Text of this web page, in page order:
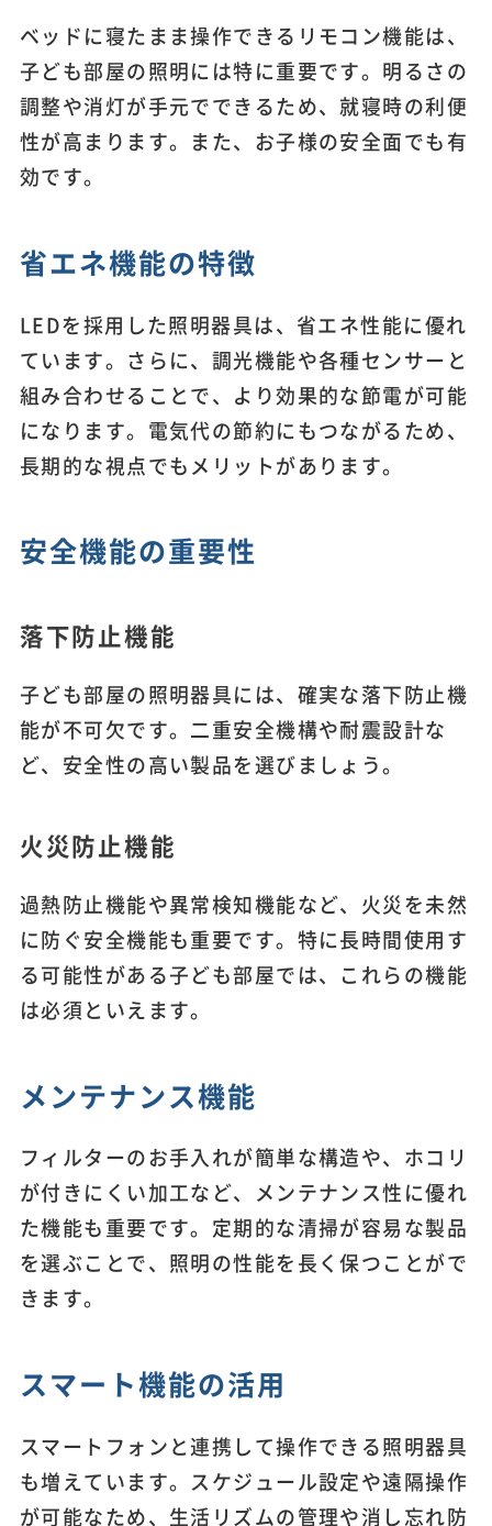
ベッドに寝たまま操作できるリモコン機能は、
子ども部屋の照明には特に重要です。明るさの
調整や消灯が手元でできるため、就寝時の利便
性が高まります。また、お子様の安全面でも有
効です。
省エネ機能の特徴
LEDを採用した照明器具は、省エネ性能に優れ
ています。さらに、調光機能や各種センサーと
組み合わせることで、より効果的な節電が可能
になります。電気代の節約にもつながるため、
長期的な視点でもメリットがあります。
安全機能の重要性
落下防止機能
子ども部屋の照明器具には、確実な落下防止機
能が不可欠です。二重安全機構や耐震設計な
ど、安全性の高い製品を選びましょう。
火災防止機能
過熱防止機能や異常検知機能など、火災を未然
に防ぐ安全機能も重要です。特に長時間使用す
る可能性がある子ども部屋では、これらの機能
は必須といえます。
メンテナンス機能
フィルターのお手入れが簡単な構造や、ホコリ
が付きにくい加工など、メンテナンス性に優れ
た機能も重要です。定期的な清掃が容易な製品
を選ぶことで、照明の性能を長く保つことがで
きます。
スマート機能の活用
スマートフォンと連携して操作できる照明器具
も増えています。スケジュール設定や遠隔操作
が可能なため、生活リズムの管理や消し忘れ防